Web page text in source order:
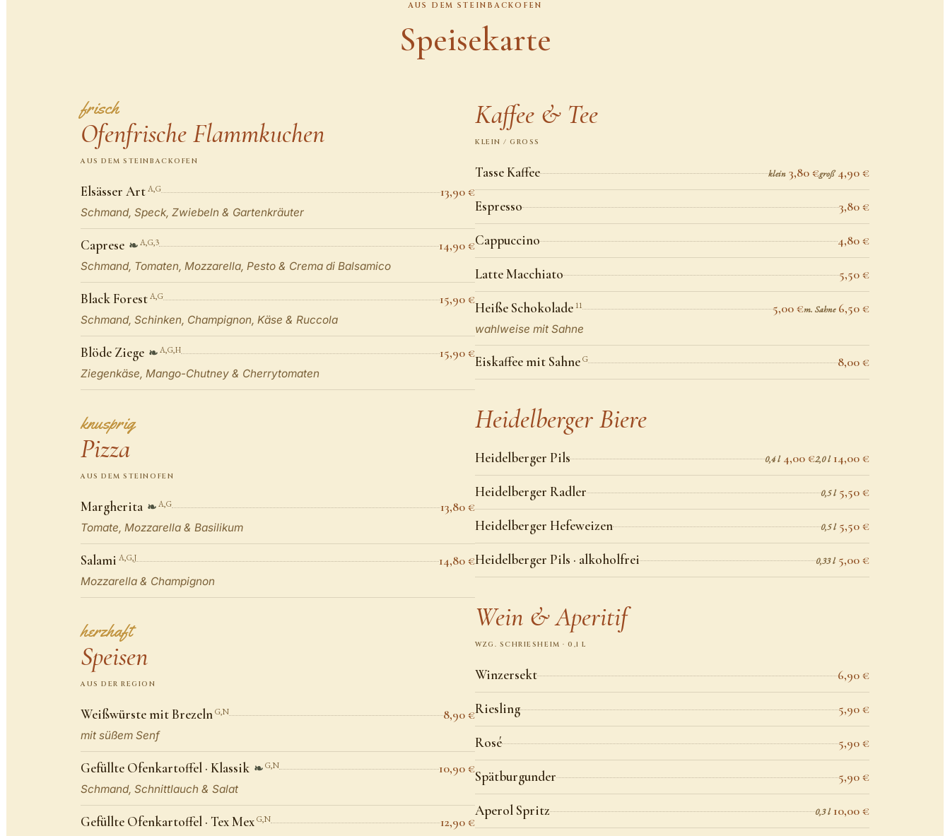
AUS DEM STEINBACKOFEN
Speisekarte
frisch
Ofenfrische Flammkuchen
AUS DEM STEINBACKOFEN
Elsässer Art A,G 13,90 €
Schmand, Speck, Zwiebeln & Gartenkräuter
Caprese ❧ A,G,3 14,90 €
Schmand, Tomaten, Mozzarella, Pesto & Crema di Balsamico
Black Forest A,G 15,90 €
Schmand, Schinken, Champignon, Käse & Ruccola
Blöde Ziege ❧ A,G,H 15,90 €
Ziegenkäse, Mango-Chutney & Cherrytomaten
knusprig
Pizza
AUS DEM STEINOFEN
Margherita ❧ A,G 13,80 €
Tomate, Mozzarella & Basilikum
Salami A,G,J 14,80 €
Mozzarella & Champignon
herzhaft
Speisen
AUS DER REGION
Weißwürste mit Brezeln G,N 8,90 €
mit süßem Senf
Gefüllte Ofenkartoffel · Klassik ❧ G,N 10,90 €
Schmand, Schnittlauch & Salat
Gefüllte Ofenkartoffel · Tex Mex G,N 12,90 €
Kaffee & Tee
KLEIN / GROSS
Tasse Kaffee klein 3,80 €groß4,90 €
Espresso 3,80 €
Cappuccino 4,80 €
Latte Macchiato 5,50 €
Heiße Schokolade 11 5,00 €m. Sahne6,50 €
wahlweise mit Sahne
Eiskaffee mit Sahne G 8,00 €
Heidelberger Biere
Heidelberger Pils 0,4 l4,00 €2,0 l14,00 €
Heidelberger Radler 0,5 l5,50 €
Heidelberger Hefeweizen 0,5 l5,50 €
Heidelberger Pils · alkoholfrei 0,33 l5,00 €
Wein & Aperitif
WZG. SCHRIESHEIM · 0,1 L
Winzersekt 6,90 €
Riesling 5,90 €
Rosé 5,90 €
Spätburgunder 5,90 €
Aperol Spritz 0,3 l10,00 €